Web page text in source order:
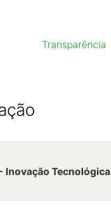
Transparência
Inovação Tecnológica